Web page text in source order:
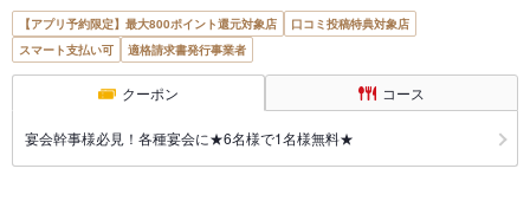
【アプリ予約限定】最大800ポイント還元対象店
口コミ投稿特典対象店
スマート支払い可
適格請求書発行事業者
クーポン コース
宴会幹事様必見！各種宴会に★6名様で1名様無料★